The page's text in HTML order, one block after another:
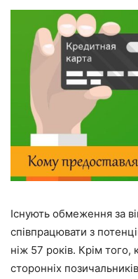
Існують обмеження за
співпрацювати з
ніж 57 років. Крім того,
сторонніх